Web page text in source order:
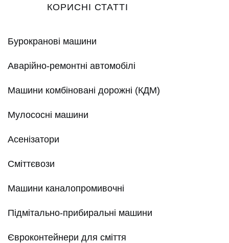
КОРИСНІ СТАТТІ
Бурокранові машини
Аварійно-ремонтні автомобілі
Машини комбіновані дорожні (КДМ)
Мулососні машини
Асенізатори
Сміттєвози
Машини каналопромивочні
Підмітально-прибиральні машини
Євроконтейнери для сміття